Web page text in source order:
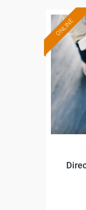
ONLINE
Para